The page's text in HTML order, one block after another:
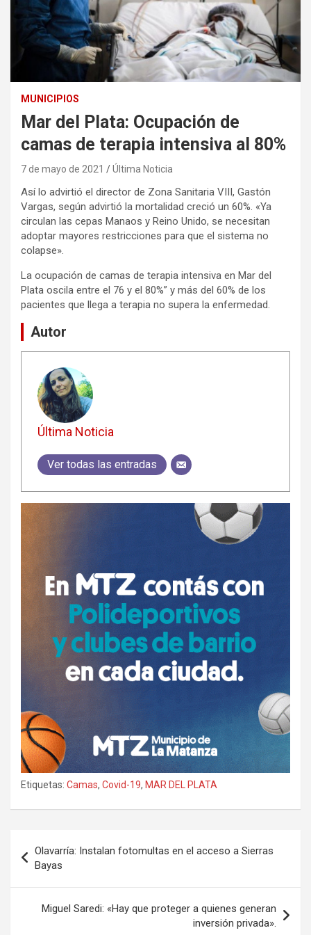
MUNICIPIOS
Mar del Plata: Ocupación de
camas de terapia intensiva al 80%
7 de mayo de 2021 Última Noticia
Así lo advirtió el director de Zona Sanitaria VIII, Gastón
Vargas, según advirtió la mortalidad creció un 60%. «Ya
circulan las cepas Manaos y Reino Unido, se necesitan
adoptar mayores restricciones para que el sistema no
colapse».
La ocupación de camas de terapia intensiva en Mar del
Plata oscila entre el 76 y el 80%” y más del 60% de los
pacientes que llega a terapia no supera la enfermedad.
Autor
Última Noticia
Ver todas las entradas
Etiquetas: Camas, Covid-19, MAR DEL PLATA
de
entradas
Olavarría: Instalan fotomultas en el acceso a Sierras
Bayas
Miguel Saredi: «Hay que proteger a quienes generan
inversión privada».